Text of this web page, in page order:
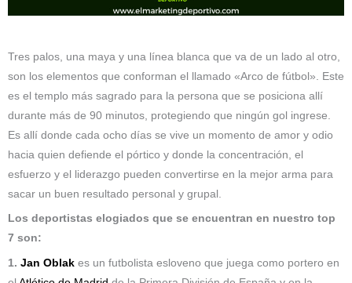
Tres palos, una maya y una línea blanca que va de un lado al otro,
son los elementos que conforman el llamado «Arco de fútbol». Este
es el templo más sagrado para la persona que se posiciona allí
durante más de 90 minutos, protegiendo que ningún gol ingrese.
Es allí donde cada ocho días se vive un momento de amor y odio
hacia quien defiende el pórtico y donde la concentración, el
esfuerzo y el liderazgo pueden convertirse en la mejor arma para
sacar un buen resultado personal y grupal.
Los deportistas elogiados que se encuentran en nuestro top
7 son:
1. Jan Oblak es un futbolista esloveno que juega como portero en